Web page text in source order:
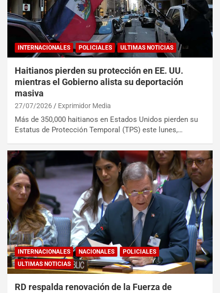
INTERNACIONALES POLICIALES ULTIMAS NOTICIAS
Haitianos pierden su protección en EE. UU.
mientras el Gobierno alista su deportación
masiva
27/07/2026 Exprimidor Media
Más de 350,000 haitianos en Estados Unidos pierden su
Estatus de Protección Temporal (TPS) este lunes,…
INTERNACIONALES NACIONALES
POLICIALES
ULTIMAS NOTICIAS
RD respalda renovación de la Fuerza de